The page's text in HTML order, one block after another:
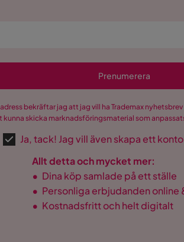
Prenumerera
bekräftar jag att jag vill ha Trademax
skicka marknadsföringsmaterial som
Ja, tack! Jag vill även skapa ett
Allt detta och mycket mer:
• Dina köp samlade på ett ställe
• Personliga erbjudanden online
• Kostnadsfritt och helt digitalt